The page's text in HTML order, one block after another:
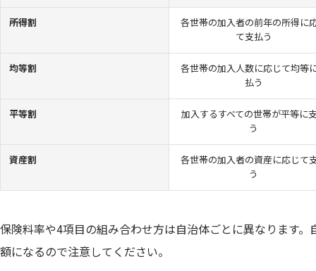
所得割
各世帯の加入者の前年の所得に
て支払う
均等割
各世帯の加入人数に応じて均等
払う
平等割
加入するすべての世帯が平等に
う
資産割
各世帯の加入者の資産に応じて
う
保険料率や4項目の組み合わせ方は自治体ごとに異なります
額になるので注意してください。